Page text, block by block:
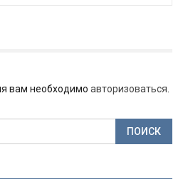
вам необходимо авторизоваться